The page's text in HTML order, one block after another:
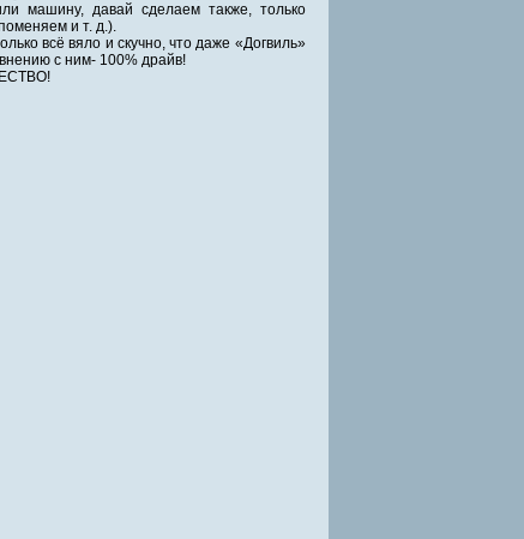
машину, давай сделаем также, только
и т. д.).
всё вяло и скучно, что даже «Догвиль»
с ним- 100% драйв!